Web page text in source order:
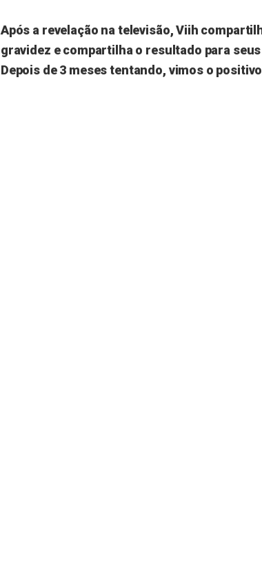
Após a revelação na televisão, Viih
gravidez e compartilha o resultado para
Depois de 3 meses tentando, vimos o